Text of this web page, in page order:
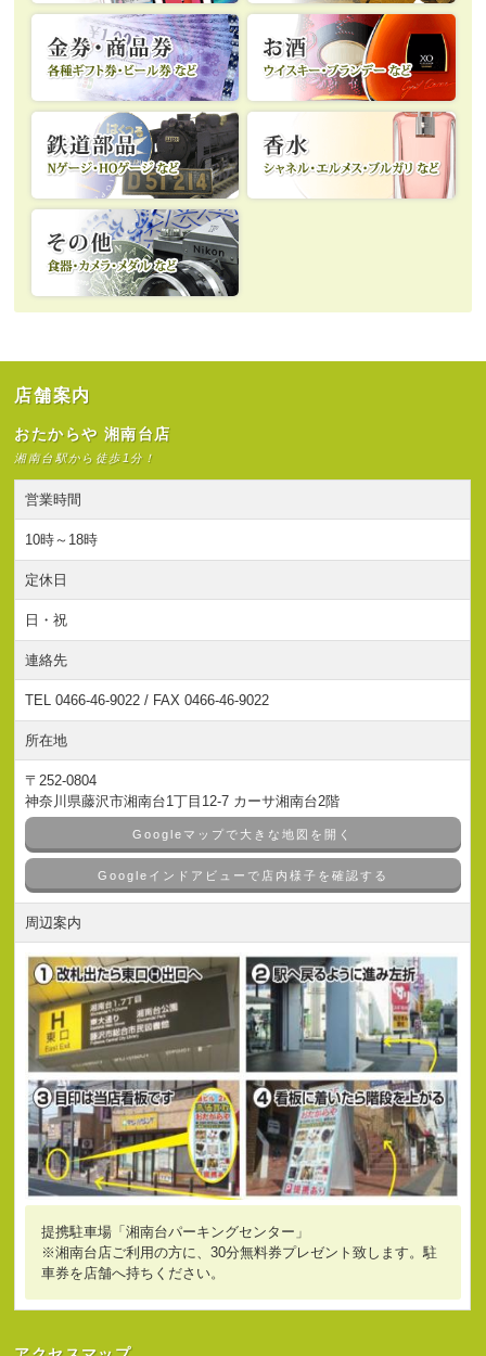
店舗案内
おたからや 湘南台店
湘南台駅から徒歩1分！
営業時間
10時～18時
定休日
日・祝
連絡先
TEL 0466-46-9022 / FAX 0466-46-9022
所在地
〒252-0804
神奈川県藤沢市湘南台1丁目12-7 カーサ湘南台2階
Googleマップで大きな地図を開く
Googleインドアビューで店内様子を確認する
周辺案内
提携駐車場「湘南台パーキングセンター」
※湘南台店ご利用の方に、30分無料券プレゼント致します。駐
車券を店舗へ持ちください。